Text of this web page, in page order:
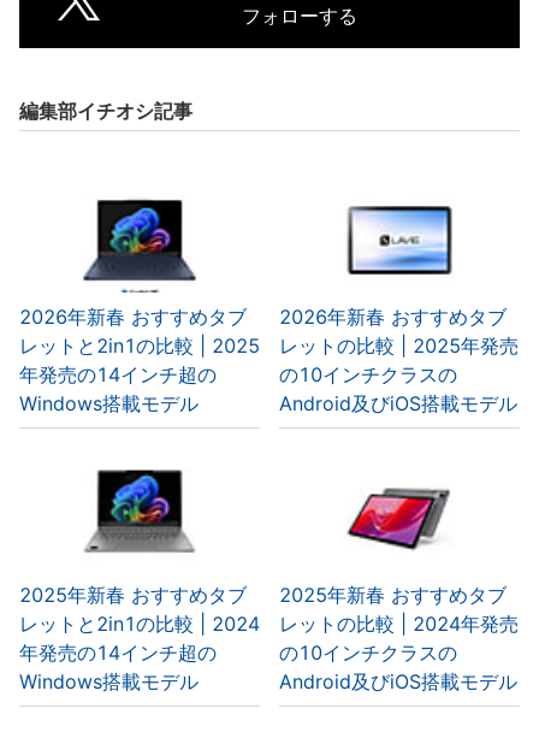
フォローする
編集部イチオシ記事
2026年新春 おすすめタブ
レットと2in1の比較 | 2025
年発売の14インチ超の
Windows搭載モデル
2026年新春 おすすめタブ
レットの比較 | 2025年発売
の10インチクラスの
Android及びiOS搭載モデル
2025年新春 おすすめタブ
レットと2in1の比較 | 2024
年発売の14インチ超の
Windows搭載モデル
2025年新春 おすすめタブ
レットの比較 | 2024年発売
の10インチクラスの
Android及びiOS搭載モデル